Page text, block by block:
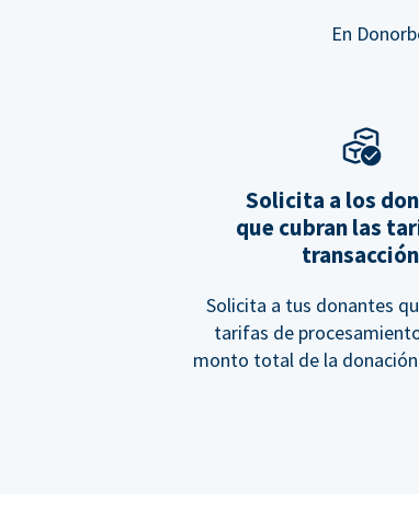
En
Solicita a los
que cubran las
transacción
Solicita a tus donantes
tarifas de
monto total de la